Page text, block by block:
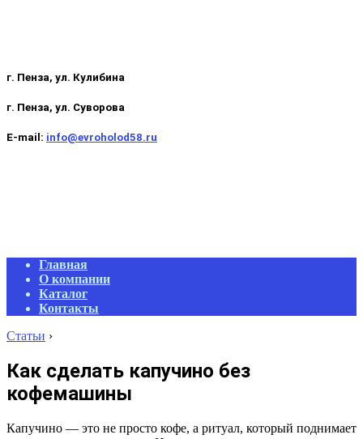
г. Пенза, ул. Кулибина
г. Пенза, ул. Суворова
E-mail: info@evroholod58.ru
Primary
Navigation
Menu
Главная
О компании
Каталог
Контакты
Статьи ›
Как сделать капучино без
кофемашины
Капучино — это не просто кофе, а ритуал, который поднимает